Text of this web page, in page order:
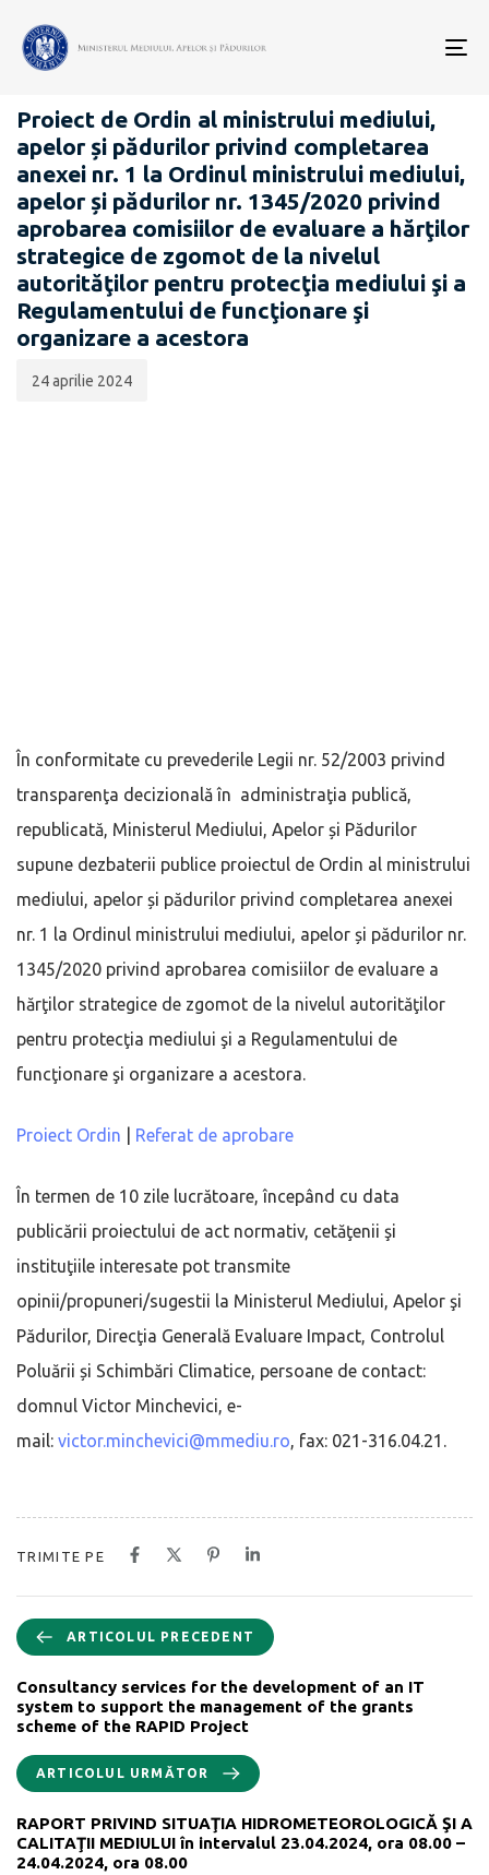
PROIECTE ACTE NORMATIVE
Proiect de Ordin al ministrului mediului,
apelor și pădurilor privind completarea
anexei nr. 1 la Ordinul ministrului mediului,
apelor și pădurilor nr. 1345/2020 privind
aprobarea comisiilor de evaluare a hărţilor
strategice de zgomot de la nivelul
autorităţilor pentru protecţia mediului şi a
Regulamentului de funcţionare şi
organizare a acestora
publicării:
24 aprilie 2024
În conformitate cu prevederile Legii nr. 52/2003 privind
transparenţa decizională în administraţia publică,
republicată, Ministerul Mediului, Apelor și Pădurilor
supune dezbaterii publice proiectul de Ordin al ministrului
mediului, apelor și pădurilor privind completarea anexei
nr. 1 la Ordinul ministrului mediului, apelor și pădurilor nr.
1345/2020 privind aprobarea comisiilor de evaluare a
hărţilor strategice de zgomot de la nivelul autorităţilor
pentru protecţia mediului şi a Regulamentului de
funcţionare şi organizare a acestora.
Proiect Ordin Referat de aprobare
În termen de 10 zile lucrătoare, începând cu data
publicării proiectului de act normativ, cetăţenii şi
instituţiile interesate pot transmite
opinii/propuneri/sugestii la Ministerul Mediului, Apelor şi
Pădurilor, Direcţia Generală Evaluare Impact, Controlul
Poluării și Schimbări Climatice, persoane de contact:
domnul Victor Minchevici, e-
mail: victor.minchevici@mmediu.ro, fax: 021-316.04.21.
TRIMITE PE
ARTICOLUL PRECEDENT
Consultancy services for the development of an IT
system to support the management of the grants
scheme of the RAPID Project
ARTICOLUL URMĂTOR
RAPORT PRIVIND SITUAŢIA HIDROMETEOROLOGICĂ ŞI A
CALITAŢII MEDIULUI în intervalul 23.04.2024, ora 08.00 –
24.04.2024, ora 08.00